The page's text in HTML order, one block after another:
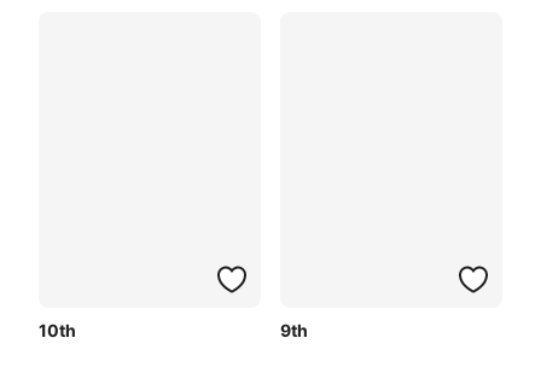
10th 9th